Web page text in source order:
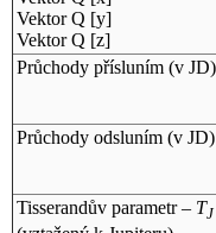
Vektor Q [y]
Vektor Q [z]
Průchody přísluním (v JD)
Průchody odsluním (v JD)
Tisserandův parametr – TJ